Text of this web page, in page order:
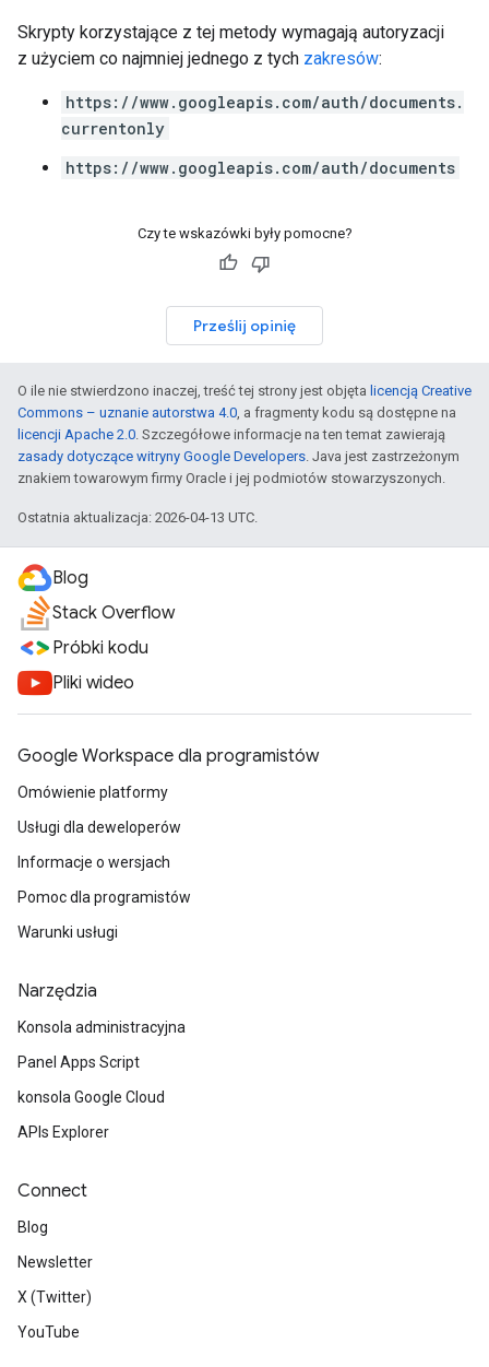
Skrypty korzystające z tej metody wymagają autoryzacji
z użyciem co najmniej jednego z tych zakresów:
https://www.googleapis.com/auth/documents.
currentonly
https://www.googleapis.com/auth/documents
Czy te wskazówki były pomocne?
Prześlij opinię
O ile nie stwierdzono inaczej, treść tej strony jest objęta licencją Creative
Commons – uznanie autorstwa 4.0, a fragmenty kodu są dostępne na
licencji Apache 2.0. Szczegółowe informacje na ten temat zawierają
zasady dotyczące witryny Google Developers. Java jest zastrzeżonym
znakiem towarowym firmy Oracle i jej podmiotów stowarzyszonych.
Ostatnia aktualizacja: 2026-04-13 UTC.
Blog
Stack Overflow
Próbki kodu
Pliki wideo
Google Workspace dla programistów
Omówienie platformy
Usługi dla deweloperów
Informacje o wersjach
Pomoc dla programistów
Warunki usługi
Narzędzia
Konsola administracyjna
Panel Apps Script
konsola Google Cloud
APIs Explorer
Connect
Blog
Newsletter
X (Twitter)
YouTube